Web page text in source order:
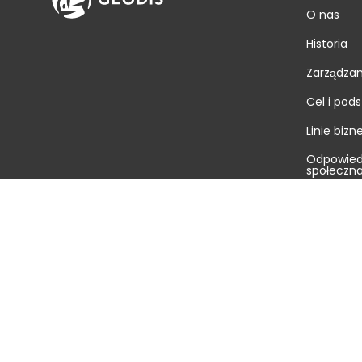
O nas
Historia
Cel i
Linie
społeczna